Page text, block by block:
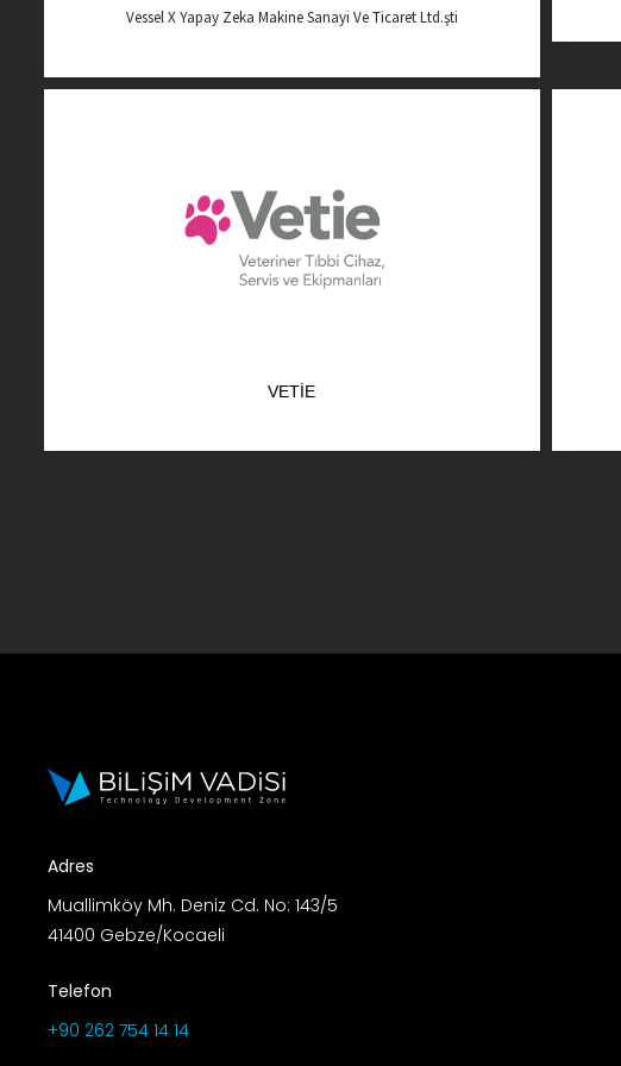
Vessel X Yapay Zeka Makine Sanayi Ve Ticaret Ltd.şti
VETIE
Adres
Muallimköy Mh. Deniz Cd. No: 143/5
41400 Gebze/Kocaeli
Telefon
+90 262 754 14 14